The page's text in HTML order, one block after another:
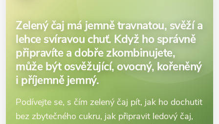
Zelený čaj má jemně travnatou, svěží a
lehce svíravou chuť. Když ho správně
připravíte a dobře zkombinujete,
může být osvěžující, ovocný, kořeněný
i příjemně jemný.
Podívejte se, s čím zelený čaj pít, jak ho dochutit
bez zbytečného cukru, jak připravit ledový čaj,